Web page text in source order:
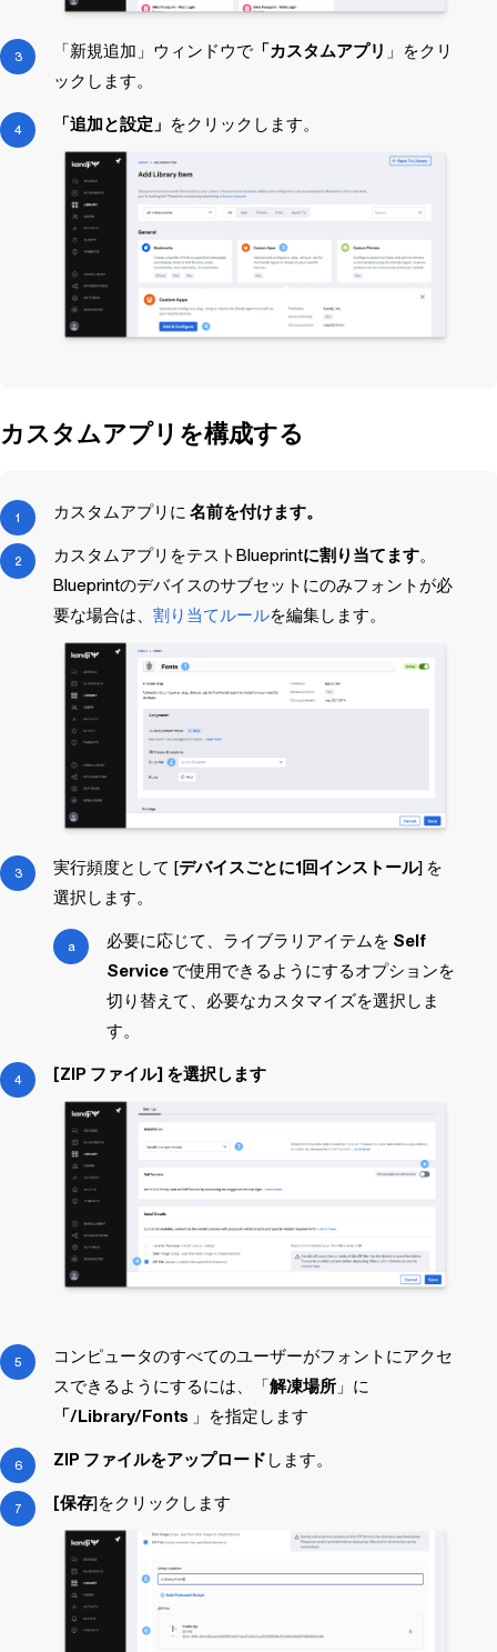
「新規追加」ウィンドウで 「カスタムアプリ 」をクリ
ックします。
「追加と設定」 をクリックします。
カスタムアプリを構成する
カスタムアプリに 名前を付けます。
カスタムアプリをテストBlueprintに割り当てます。
Blueprintのデバイスのサブセットにのみフォントが必
要な場合は、 割り当てルールを編集します。
実行頻度として [デバイスごとに1回インストール] を
選択します。
必要に応じて、ライブラリアイテムを Self
Service で使用できるようにするオプションを
切り替えて、必要なカスタマイズを選択しま
す。
[ZIP ファイル] を選択します
コンピュータのすべてのユーザーがフォントにアクセ
スできるようにするには、「解凍場所 」に
「/Library/Fonts 」を指定します
ZIP ファイルをアップロード します。
[保存]をクリックします